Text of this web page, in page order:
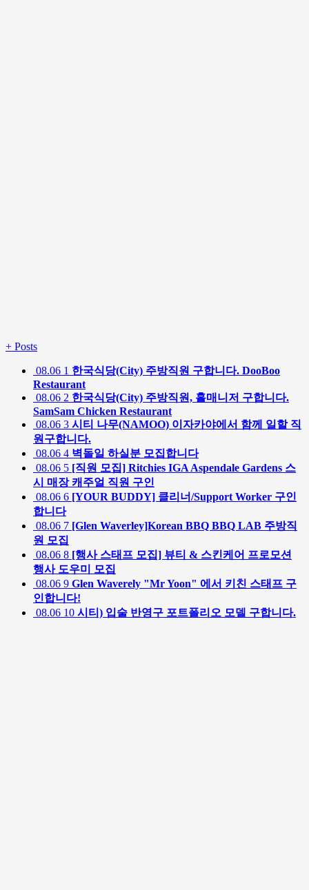
+ Posts
08.06 1 한국식당(City) 주방직원 구합니다. DooBoo
Restaurant
08.06 2 한국식당(City) 주방직원, 홀매니저 구합니다.
SamSam Chicken Restaurant
08.06 3 시티 나무(NAMOO) 이자카야에서 함께 일할 직
원구합니다.
08.06 4 벽돌일 하실분 모집합니다
08.06 5 [직원 모집] Ritchies IGA Aspendale Gardens 스
시 매장 캐주얼 직원 구인
08.06 6 [YOUR BUDDY] 클리너/Support Worker 구인
합니다
08.06 7 [Glen Waverley]Korean BBQ BBQ LAB 주방직
원 모집
08.06 8 [행사 스태프 모집] 뷰티 & 스킨케어 프로모션
행사 도우미 모집
08.06 9 Glen Waverely "Mr Yoon" 에서 키친 스태프 구
인합니다!
08.06 10 시티) 입술 반영구 포트폴리오 모델 구합니다.